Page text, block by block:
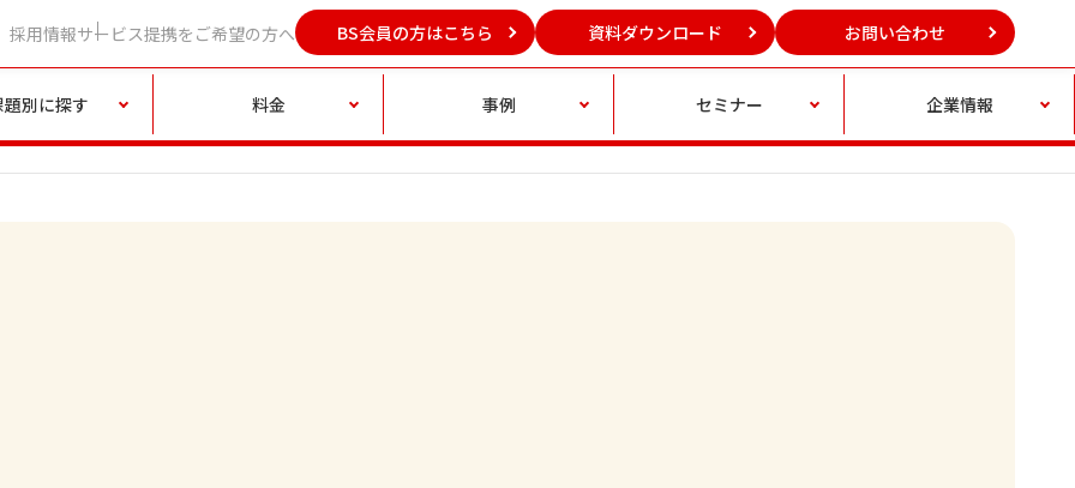
採用情報サービス提携をご希望の方へ BS会員の方はこちら 資料ダウンロード お問い合わせ
題別に探す 料金 事例 セミナー 企業情報